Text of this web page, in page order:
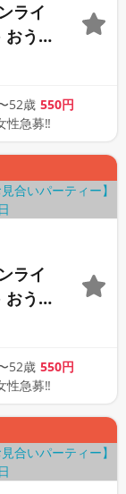
ライ
う
象
52歳 550円
性急募‼
ライ
う
象
52歳 550円
性急募‼